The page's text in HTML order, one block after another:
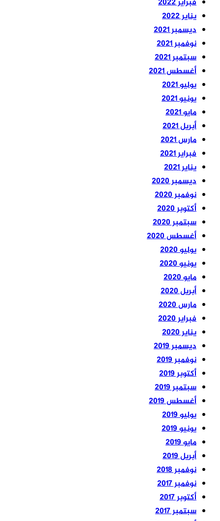
يناير 2022
ديسمبر 2021
نوفمبر 2021
سبتمبر 2021
أغسطس 2021
يوليو 2021
يونيو 2021
مايو 2021
أبريل 2021
مارس 2021
فبراير 2021
يناير 2021
ديسمبر 2020
نوفمبر 2020
أكتوبر 2020
سبتمبر 2020
أغسطس 2020
يوليو 2020
يونيو 2020
مايو 2020
أبريل 2020
مارس 2020
فبراير 2020
يناير 2020
ديسمبر 2019
نوفمبر 2019
أكتوبر 2019
سبتمبر 2019
أغسطس 2019
يوليو 2019
يونيو 2019
مايو 2019
أبريل 2019
نوفمبر 2018
نوفمبر 2017
أكتوبر 2017
سبتمبر 2017